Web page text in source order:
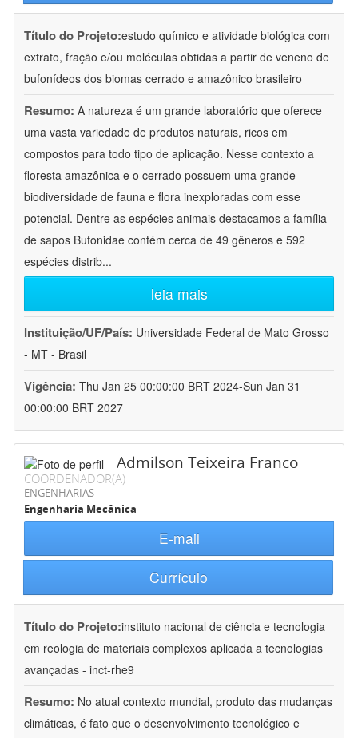
Título do Projeto:estudo químico e atividade biológica com
extrato, fração e/ou moléculas obtidas a partir de veneno de
bufonídeos dos biomas cerrado e amazônico brasileiro
Resumo: A natureza é um grande laboratório que oferece
uma vasta variedade de produtos naturais, ricos em
compostos para todo tipo de aplicação. Nesse contexto a
floresta amazônica e o cerrado possuem uma grande
biodiversidade de fauna e flora inexploradas com esse
potencial. Dentre as espécies animais destacamos a família
de sapos Bufonidae contém cerca de 49 gêneros e 592
espécies distrib...
leia mais
Instituição/UF/País: Universidade Federal de Mato Grosso
- MT - Brasil
Vigência: Thu Jan 25 00:00:00 BRT 2024-Sun Jan 31
00:00:00 BRT 2027
Admilson Teixeira Franco
COORDENADOR(A)
ENGENHARIAS
Engenharia Mecânica
E-mail
Currículo
Título do Projeto:instituto nacional de ciência e tecnologia
em reologia de materiais complexos aplicada a tecnologias
avançadas - inct-rhe9
Resumo: No atual contexto mundial, produto das mudanças
climáticas, é fato que o desenvolvimento tecnológico e